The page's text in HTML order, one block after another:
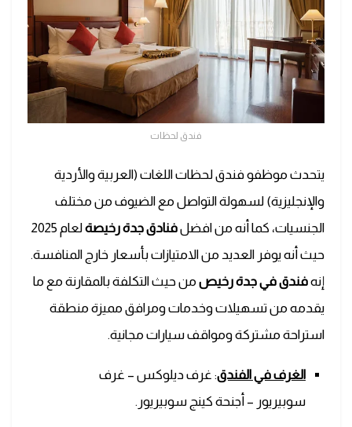
فندق لحظات
يتحدث موظفو فندق لحظات اللغات (العربية والأردية
والإنجليزية) لسهولة التواصل مع الضيوف من مختلف
الجنسيات، كما أنه من افضلفنادق جدة رخيصة
لعام 2025
حيث أنه يوفر العديد من الامتيازات بأسعار خارج المنافسة.
إنهفندق في جدة رخيص من حيث التكلفة بالمقارنة مع ما
يقدمه من تسهيلات وخدمات ومرافق مميزة منطقة
استراحة مشتركة ومواقف سيارات مجانية.
الغرف في الفندق: غرف ديلوكس – غرف
سوبيريور – أجنحة كينج سوبيريور.